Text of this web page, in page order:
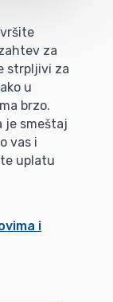
za
strpljivi za
u
brzo.
je smeštaj
vas i
uplatu
i